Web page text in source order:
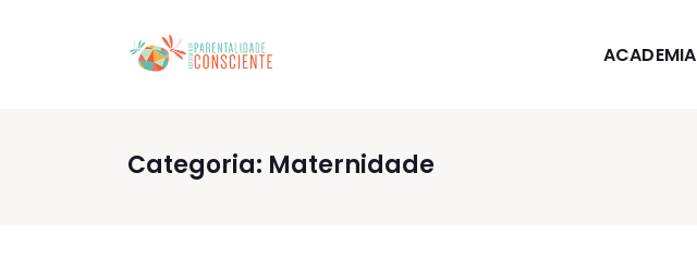
ACADEMIA
Categoria: Maternidade